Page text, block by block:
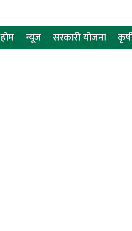
होम न्यूज सरकारी योजना